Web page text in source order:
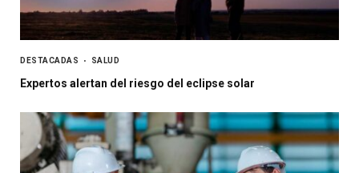
DESTACADAS SALUD
Expertos alertan del riesgo del eclipse solar